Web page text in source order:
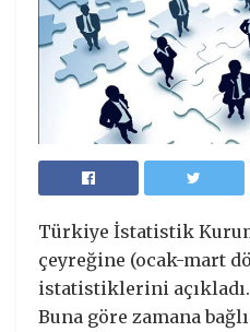
Türkiye İstatistik
çeyreğine (ocak-mart
istatistiklerini açıkladı.
Buna göre zamana